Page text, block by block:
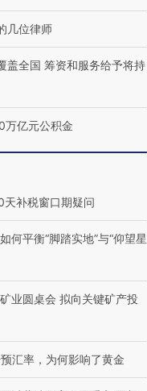
几位律师
盖全国 筹资和服务给予将持
万亿元公积金
补税窗口期疑问
何平衡“脚踏实地”与“仰望星
业圆桌会 拟向关键矿产投
汇率，为何影响了黄金